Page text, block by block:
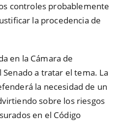
controles probablemente
la procedencia de
en la Cámara de
a tratar el tema. La
la necesidad de un
sobre los riesgos
en el Código